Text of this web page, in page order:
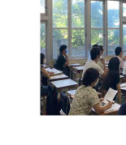
Ψηφιακή
φορητή